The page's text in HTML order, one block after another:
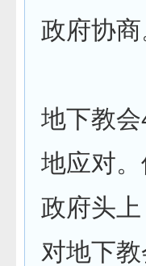
政府协商
地下教
地应对
政府头
对地下